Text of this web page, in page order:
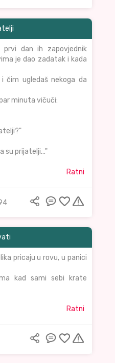
dan ih zapovjednik
je dao zadatak i kada
čim ugledaš nekoga da
minuta vičuči:
su prijatelji..."
Ratni
pricaju u rovu, u panici
kad sami sebi krate
Ratni